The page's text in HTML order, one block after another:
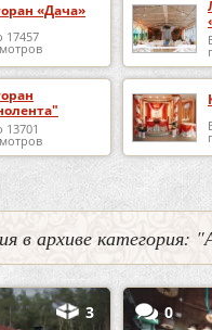
«Дача»
17457
13701
в архиве категория:
3 0